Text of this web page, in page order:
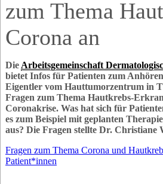
zum Thema
Corona an
Die Arbeitsgemeinschaft
bietet Infos für Patienten zum
Eigentler vom Hauttumorzentrum in
Fragen zum Thema Hautkrebs-
Coronakrise. Was hat sich für
es zum Beispiel mit geplanten
aus? Die Fragen stellte Dr. Christiane
Fragen zum Thema Corona und
Patient*innen